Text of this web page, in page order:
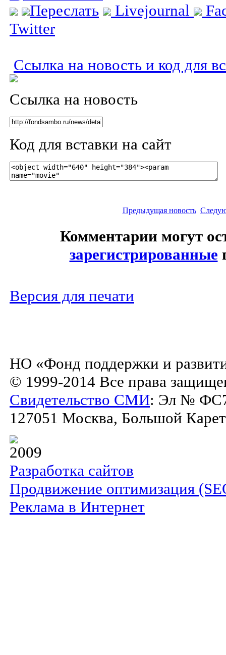
Переслать Livejournal
Twitter
Ссылка на новость и код для
Ссылка на новость
Код для вставки на сайт
Предыдущая новость
Комментарии могут
зарегистрированные
Версия для печати
НО «Фонд поддержки и
© 1999-2014 Все права
Свидетельство СМИ: Эл №
127051 Москва, Большой
2009
Разработка сайтов
Продвижение оптимизация
Реклама в Интернет